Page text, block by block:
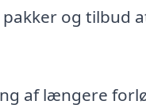
og tilbud
af længere